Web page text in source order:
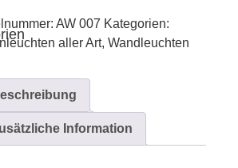
AW 007 Kategorien:
aller Art, Wand­leuchten
Information